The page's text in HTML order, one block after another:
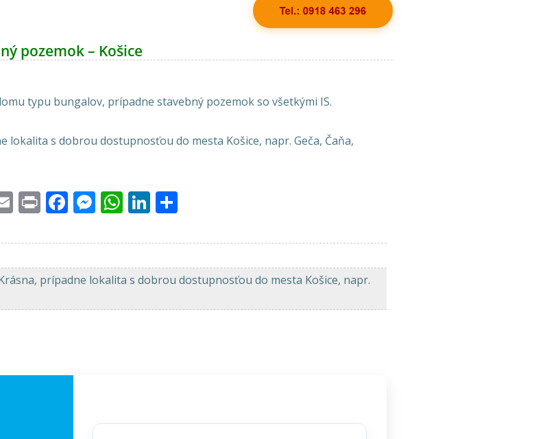
pozemok – Košice
typu bungalov, prípadne stavebný pozemok so všetkými IS.
lokalita s dobrou dostupnosťou do mesta Košice, napr. Geča, Čaňa,
EmailPrintFacebook
Messenger
WhatsApp
LinkedIn
prípadne lokalita s dobrou dostupnosťou do mesta Košice, napr.